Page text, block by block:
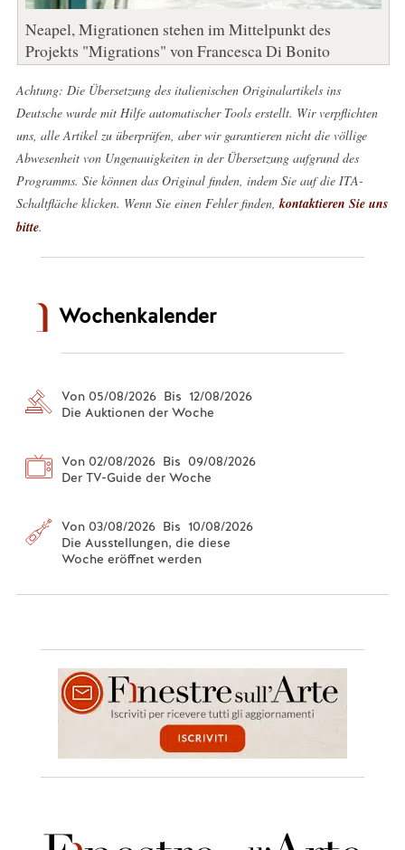
Neapel, Migrationen stehen im Mittelpunkt des
Projekts "Migrations" von Francesca Di Bonito
Achtung: Die Übersetzung des italienischen Originalartikels ins
Deutsche wurde mit Hilfe automatischer Tools erstellt. Wir verpflichten
uns, alle Artikel zu überprüfen, aber wir garantieren nicht die völlige
Abwesenheit von Ungenauigkeiten in der Übersetzung aufgrund des
Programms. Sie können das Original finden, indem Sie auf die ITA-
Schaltfläche klicken. Wenn Sie einen Fehler finden, kontaktieren Sie uns
bitte.
Wochenkalender
Von 05/08/2026 Bis 12/08/2026
Die Auktionen der Woche
Von 02/08/2026 Bis 09/08/2026
Der TV-Guide der Woche
Von 03/08/2026 Bis 10/08/2026
Die Ausstellungen, die diese
Woche eröffnet werden